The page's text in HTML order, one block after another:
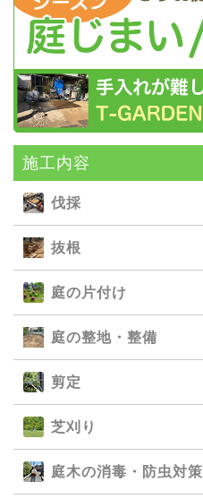
施⼯内容
伐採
抜根
庭の⽚付け
庭の整地・整備
剪定
芝刈り
庭⽊の消毒・防⾍対策